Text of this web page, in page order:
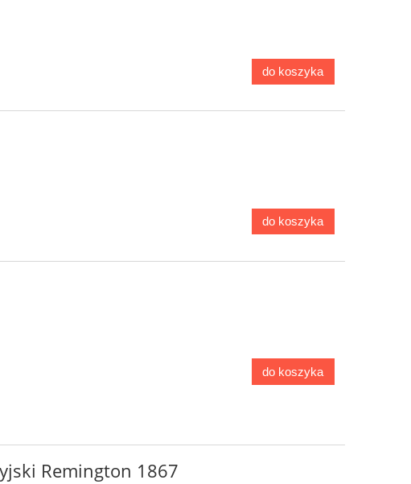
do koszyka
do koszyka
do koszyka
Remington 1867